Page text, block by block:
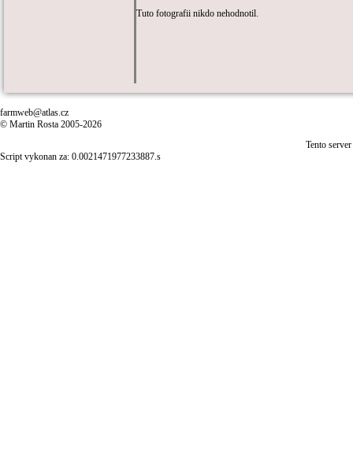
Tuto fotografii nikdo nehodnotil.
farmweb@atlas.cz
© Martin Rosta 2005-2026
Tento
Script vykonan za: 0.0021471977233887.s